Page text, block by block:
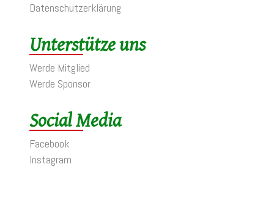
Datenschutzerklärung
Unterstütze uns
Werde Mitglied
Werde Sponsor
Social Media
Facebook
Instagram